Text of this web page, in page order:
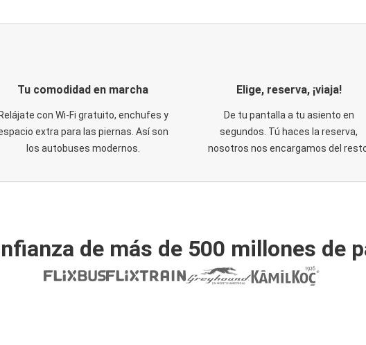
Tu comodidad en marcha
Relájate con Wi-Fi gratuito, enchufes y
extra para las piernas. Así son
los autobuses modernos.
Elige, reserva, ¡viaja!
De tu pantalla a tu asiento en
segundos. Tú haces la reserva,
nosotros nos encargamos del
de más de 500 millones de